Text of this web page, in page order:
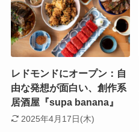
レドモンドにオープン：自
由な発想が面白い、創作系
居酒屋『supa banana』
2025年4月17日(木)